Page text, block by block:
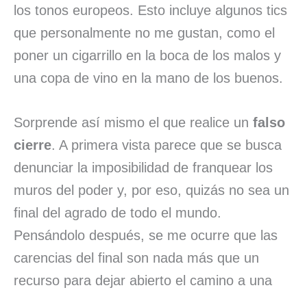
los tonos europeos. Esto incluye algunos tics
que personalmente no me gustan, como el
poner un cigarrillo en la boca de los malos y
una copa de vino en la mano de los buenos.
Sorprende así mismo el que realice un falso
cierre. A primera vista parece que se busca
denunciar la imposibilidad de franquear los
muros del poder y, por eso, quizás no sea un
final del agrado de todo el mundo.
Pensándolo después, se me ocurre que las
carencias del final son nada más que un
recurso para dejar abierto el camino a una